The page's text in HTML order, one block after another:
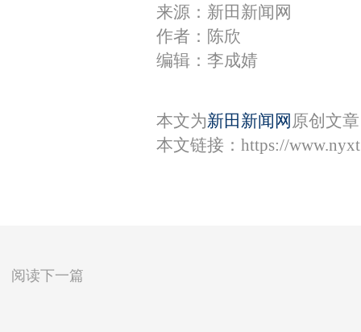
来源：新田新闻网
作者：陈欣
编辑：李成婧
本文为新田新闻网 原创文
本文链接： https://
阅读下一篇